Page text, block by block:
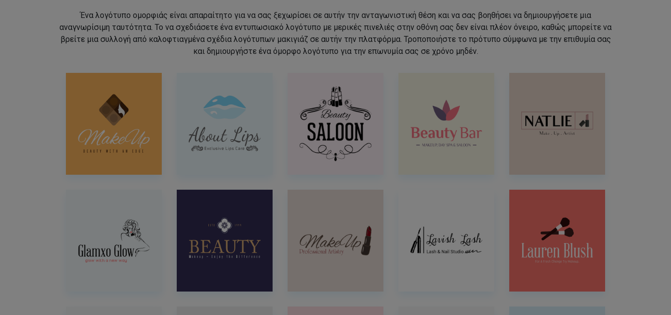
Ένα λογότυπο ομορφιάς είναι απαραίτητο για να σας ξεχωρίσει σε αυτήν την ανταγωνιστική θέση και να σας βοηθήσει να δημιουργήσετε μια
αναγνωρίσιμη ταυτότητα. Το να σχεδιάσετε ένα εντυπωσιακό λογότυπο με μερικές πινελιές στην οθόνη σας δεν είναι πλέον όνειρο, καθώς μπορείτε να
βρείτε μια συλλογή από καλοφτιαγμένα σχέδια λογότυπων μακιγιάζ σε αυτήν την πλατφόρμα. Τροποποιήστε το πρότυπο σύμφωνα με την επιθυμία σας
και δημιουργήστε ένα όμορφο λογότυπο για την επωνυμία σας σε χρόνο μηδέν.